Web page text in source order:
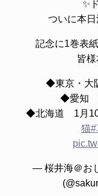
✨
ついに本日
記念に1巻表
皆様
◆東京・大
◆愛知 1
◆北海道 1月10
猫#
— 桜井海＠お